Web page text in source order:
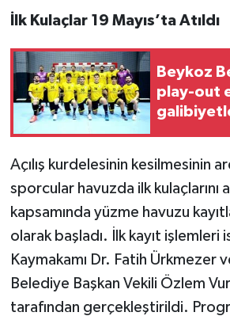
İlk Kulaçlar 19 Mayıs’ta Atıldı
Beykoz
play-out
Açılış kurdelesinin kesilmesinin
sporcular havuzda ilk kulaçlarını
kapsamında yüzme havuzu
olarak başladı. İlk kayıt işlemleri
Kaymakamı Dr. Fatih Ürkmezer
Belediye Başkan Vekili Özlem
tarafından gerçekleştirildi.